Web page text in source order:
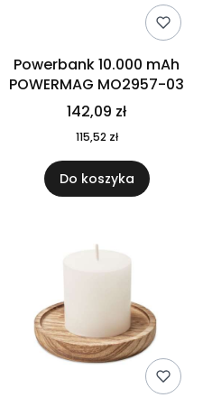
Powerbank 10.000 mAh
POWERMAG MO2957-03
142,09 zł
115,52 zł
Do koszyka